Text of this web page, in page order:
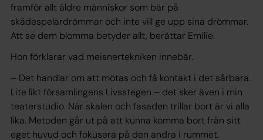
framför allt äldre människor som bär på
skådespelardrömmar och inte vill ge upp sina drömmar.
Att se dem blomma betyder allt, berättar Emilie.
Hon förklarar vad meisnertekniken innebär.
– Det handlar om att mötas och få kontakt i det sårbara.
Lite likt församlingens Livsstegen – det sker även i min
teaterstudio. När skalen och fasaden trillar bort är vi alla
lika. Metoden går ut på att kunna komma bort från sitt
eget huvud och fokusera på den andra i rummet.